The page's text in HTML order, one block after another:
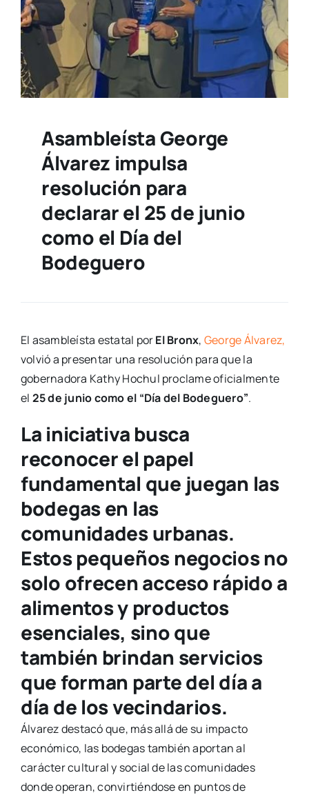
Asambleísta George
Álvarez impulsa
resolución para
declarar el 25 de junio
como el Día del
Bodeguero
El asambleísta estatal porEl Bronx, George Álvarez,
volvió a presentar una resolución para que la
gobernadora Kathy Hochul proclame oficialmente
el 25 de junio como el “Día del Bodeguero”.
La iniciativa busca
reconocer el papel
fundamental que juegan las
bodegas en las
comunidades urbanas.
Estos pequeños negocios no
solo ofrecen acceso rápido a
alimentos y productos
esenciales, sino que
también brindan servicios
que forman parte del día a
día de los vecindarios.
Álvarez destacó que, más allá de su impacto
económico, las bodegas también aportan al
carácter cultural y social de las comunidades
donde operan, convirtiéndose en puntos de